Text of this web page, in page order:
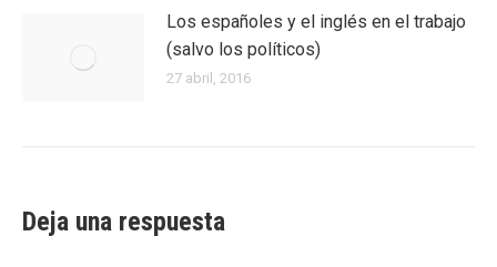
Los españoles y el inglés en el trabajo
(salvo los políticos)
27 abril, 2016
Deja una respuesta